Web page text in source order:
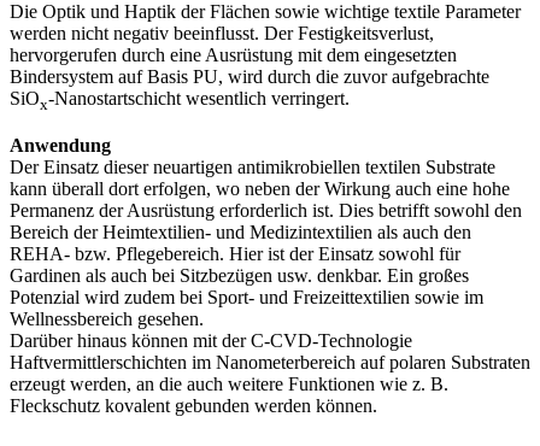
Die Optik und Haptik der Flächen sowie wichtige textile Parameter
werden nicht negativ beeinflusst. Der Festigkeitsverlust,
hervorgerufen durch eine Ausrüstung mit dem eingesetzten
Bindersystem auf Basis PU, wird durch die zuvor aufgebrachte
SiOx-Nanostartschicht wesentlich verringert.
Anwendung
Der Einsatz dieser neuartigen antimikrobiellen textilen Substrate
kann überall dort erfolgen, wo neben der Wirkung auch eine hohe
Permanenz der Ausrüstung erforderlich ist. Dies betrifft sowohl den
Bereich der Heimtextilien- und Medizintextilien als auch den
REHA- bzw. Pflegebereich. Hier ist der Einsatz sowohl für
Gardinen als auch bei Sitzbezügen usw. denkbar. Ein großes
Potenzial wird zudem bei Sport- und Freizeittextilien sowie im
Wellnessbereich gesehen.
Darüber hinaus können mit der C-CVD-Technologie
Haftvermittlerschichten im Nanometerbereich auf polaren Substraten
erzeugt werden, an die auch weitere Funktionen wie z. B.
Fleckschutz kovalent gebunden werden können.